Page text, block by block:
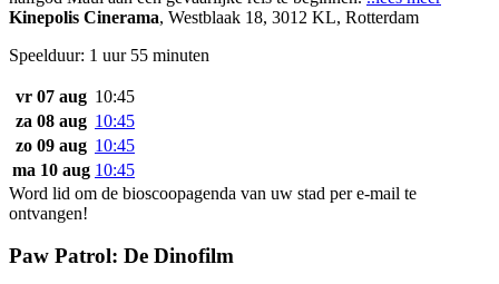
Kinepolis Cinerama, Westblaak 18, 3012 KL, Rotterdam
Speelduur: 1 uur 55 minuten
vr 07 aug 10:45
za 08 aug 10:45
zo 09 aug 10:45
ma 10 aug 10:45
Word lid om de bioscoopagenda van uw stad per e-mail te
ontvangen!
Paw Patrol: De Dinofilm